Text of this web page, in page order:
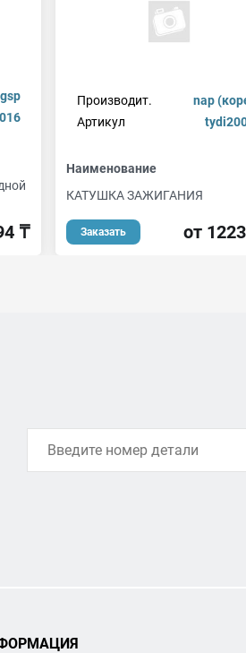
gsp
₸
Производит.
nap
Артикул
Наименование
КАТУШКА ЗАЖИГАНИЯ
Заказать от